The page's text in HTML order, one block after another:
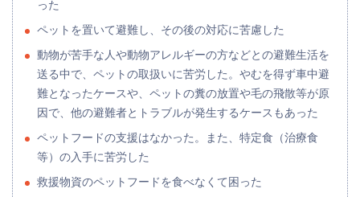
った
ペットを置いて避難し、その後の対応に苦慮した
動物が苦手な人や動物アレルギーの方などとの避難生活を
送る中で、ペットの取扱いに苦労した。やむを得ず車中避
難となったケースや、ペットの糞の放置や毛の飛散等が原
因で、他の避難者とトラブルが発生するケースもあった
ペットフードの支援はなかった。また、特定食（治療食
等）の入手に苦労した
救援物資のペットフードを食べなくて困った